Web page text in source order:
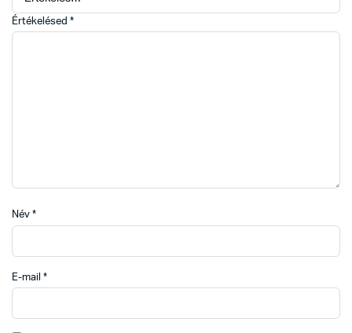
Értékelésed *
Név *
E-mail *